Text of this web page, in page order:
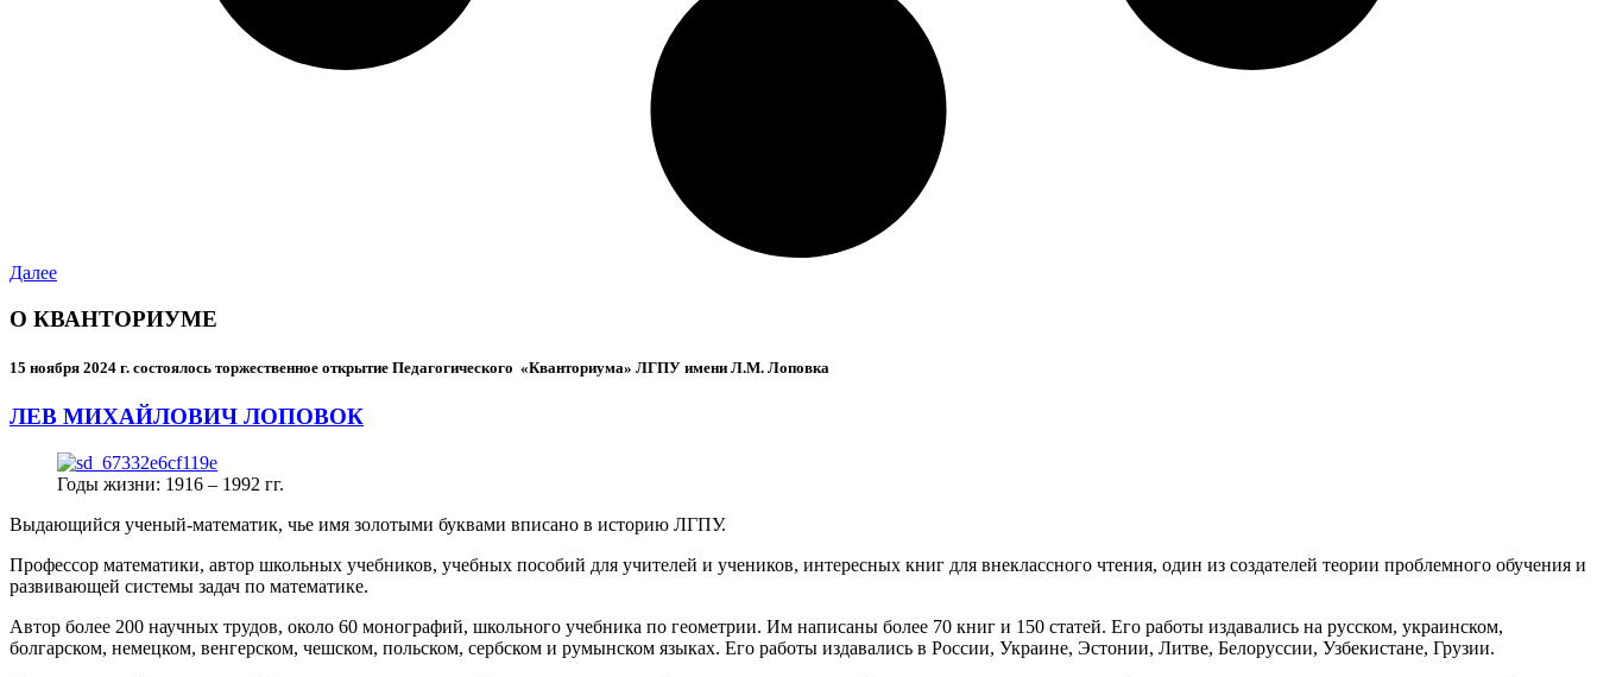
Далее
О КВАНТОРИУМЕ
15 ноября 2024 г. состоялось торжественное открытие Педагогического «Кванториума» ЛГПУ имени Л.М. Лоповка
ЛЕВ МИХАЙЛОВИЧ ЛОПОВОК
Годы жизни: 1916 – 1992 гг.
Выдающийся ученый-математик, чье имя золотыми буквами вписано в историю ЛГПУ.
Профессор математики, автор школьных учебников, учебных пособий для учителей и учеников, интересных книг для внеклассного чтения, один из создателей теории проблемного обучения и
развивающей системы задач по математике.
Автор более 200 научных трудов, около 60 монографий, школьного учебника по геометрии. Им написаны более 70 книг и 150 статей. Его работы издавались на русском, украинском,
болгарском, немецком, венгерском, чешском, польском, сербском и румынском языках. Его работы издавались в России, Украине, Эстонии, Литве, Белоруссии, Узбекистане, Грузии.